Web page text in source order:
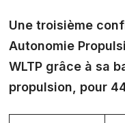
Une troisième
Autonomie
WLTP grâce à sa
propulsion, pour